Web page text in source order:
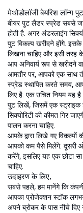
मेथोडोलॉजी बेयरिश लॉन्ग
बीयर पुट लैडर स्प्रेड सबसे
होती है. अगर अंडरलाइंग
पुट विकल्प खरीदने होंगे.
लिखना चाहिए और इसी तरह
आप अनिवार्य रूप से खरीदने
आमतौर पर, आपको एक साथ
स्प्रेड स्थापित करते समय,
लिए है. एक उचित नियम
पुट लिखें, जिसमें एक स्ट्राइक
सिक्योरिटी की कीमत गिर
पालन करना चाहिए.
आपके द्वारा लिखे गए
आपको कम पैसे मिलेंगे. दूसरी
करेंगे, इसलिए यह एक छोटा
चाहिए.
उदाहरण के लिए,
सबसे पहले, हम मानेंगे कि
आपका प्रोजेक्शन स्टॉक
अपने ब्रोकर के पास नीचे दिए